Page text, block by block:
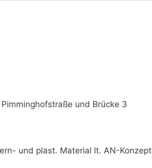
und Brücke 3
und plast. Material lt. AN-Konzept